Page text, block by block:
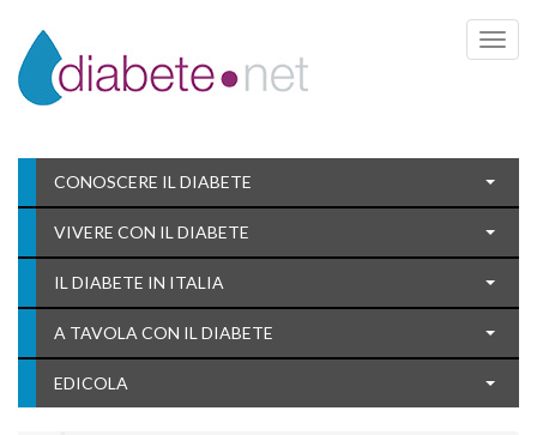
Toggle
CONOSCERE IL DIABETE
VIVERE CON IL DIABETE
IL DIABETE IN ITALIA
A TAVOLA CON IL DIABETE
EDICOLA